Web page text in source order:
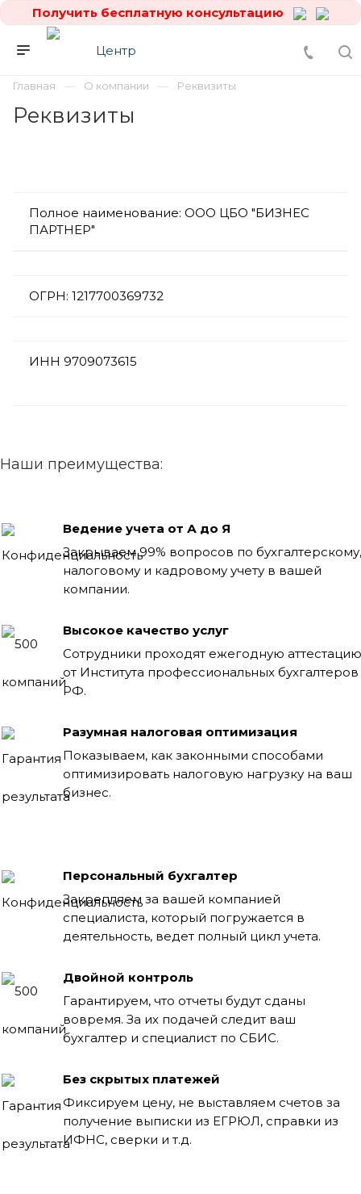
Получить бесплатную консультацию
Главная О компании Реквизиты
Реквизиты
Полное наименование: ООО ЦБО "БИЗНЕС
ПАРТНЕР"
ОГРН: 1217700369732
ИНН 9709073615
Наши преимущества:
Ведение учета от А до Я
Закрываем 99% вопросов по бухгалтерскому,
налоговому и кадровому учету в вашей
компании.
Высокое качество услуг
Сотрудники проходят ежегодную аттестацию
от Института профессиональных бухгалтеров
РФ.
Разумная налоговая оптимизация
Показываем, как законными способами
оптимизировать налоговую нагрузку на ваш
бизнес.
Персональный бухгалтер
Закрепляем за вашей компанией
специалиста, который погружается в
деятельность, ведет полный цикл учета.
Двойной контроль
Гарантируем, что отчеты будут сданы
вовремя. За их подачей следит ваш
бухгалтер и специалист по СБИС.
Без скрытых платежей
Фиксируем цену, не выставляем счетов за
получение выписки из ЕГРЮЛ, справки из
ИФНС, сверки и т.д.